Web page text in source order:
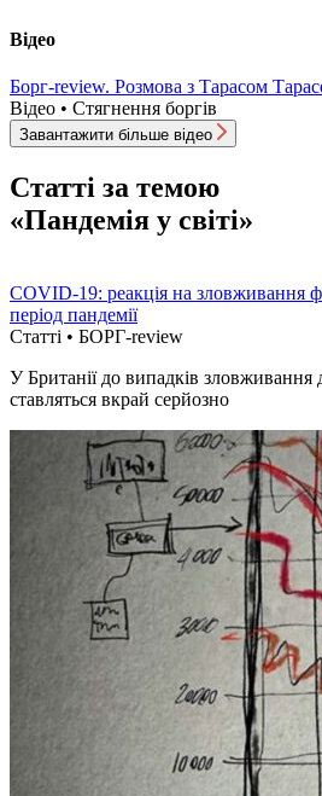
Відео
Борг-review. Розмова з Тарасом
Відео • Стягнення боргiв
Завантажити більше відео
Статті за темою
«Пандемія у світі»
COVID-19: реакція на зловживання
період пандемії
Статті • БОРГ-review
У Британії до випадків зловживання
ставляться вкрай серйозно